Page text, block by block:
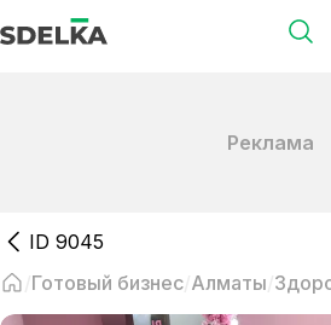
Реклама
ID 9045
Готовый бизнес Алматы